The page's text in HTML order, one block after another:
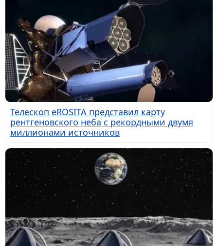
Телескоп eROSITA представил карту
рентгеновского неба с рекордными двумя
миллионами источников